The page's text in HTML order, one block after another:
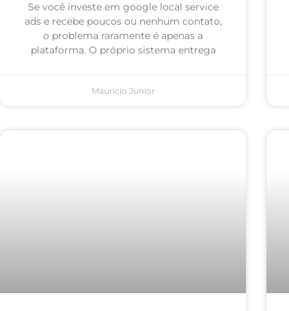
Se você investe em google local service
ads e recebe poucos ou nenhum contato,
o problema raramente é apenas a
plataforma. O próprio sistema entrega
Mauricio Junior